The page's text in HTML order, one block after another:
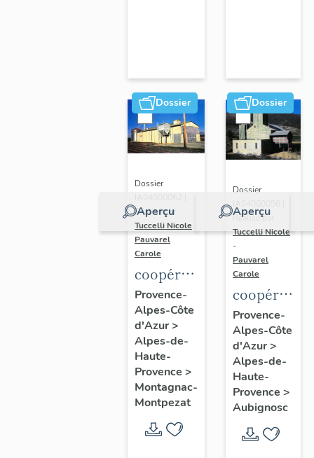
Dossier
Aperçu
Dossier
Réalisé par
Tuccelli Nicole
Pauvarel
Carole
coopérative
agricole
(coopérative
céréalière)
dite
Coopérative
agricole
de
céréales
Provence-
Alpes-Côte
d'Azur>
Alpes-de-
Haute-
Provence >
Montagnac-
Montpezat
Dossier
Aperçu
Dossier
Réalisé par
Tuccelli Nicole
-
Pauvarel
Carole
coopérative
agricole
céréalière)
Provence-
Alpes-Côte
d'Azur>
Alpes-de-
Haute-
Provence >
Aubignosc